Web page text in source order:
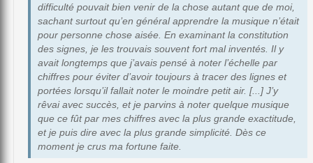
difficulté pouvait bien venir de la chose autant que de moi,
sachant surtout qu’en général apprendre la musique n’était
pour personne chose aisée. En examinant la constitution
des signes, je les trouvais souvent fort mal inventés. Il y
avait longtemps que j’avais pensé à noter l’échelle par
chiffres pour éviter d’avoir toujours à tracer des lignes et
portées lorsqu’il fallait noter le moindre petit air. [...] J’y
rêvai avec succès, et je parvins à noter quelque musique
que ce fût par mes chiffres avec la plus grande exactitude,
et je puis dire avec la plus grande simplicité. Dès ce
moment je crus ma fortune faite.